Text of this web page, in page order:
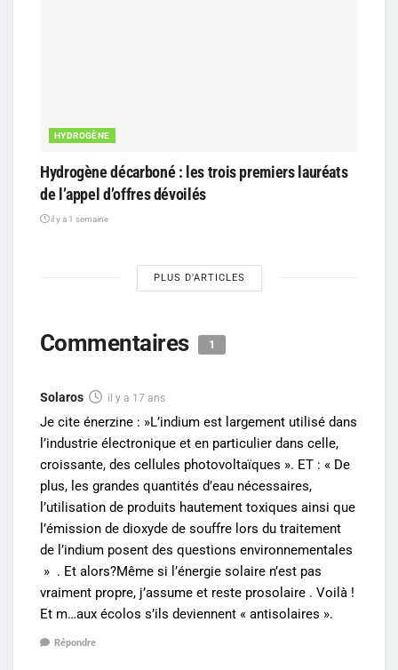
HYDROGÈNE
Hydrogène décarboné : les trois premiers lauréats
de l’appel d’offres dévoilés
il y a 1 semaine
PLUS D'ARTICLES
Commentaires 1
Solaros il y a 17 ans
Je cite énerzine : »L’indium est largement utilisé dans
l’industrie électronique et en particulier dans celle,
croissante, des cellules photovoltaïques ». ET : « De
plus, les grandes quantités d’eau nécessaires,
l’utilisation de produits hautement toxiques ainsi que
l’émission de dioxyde de souffre lors du traitement
de l’indium posent des questions environnementales
» . Et alors?Même si l’énergie solaire n’est pas
vraiment propre, j’assume et reste prosolaire . Voilà !
Et m…aux écolos s’ils deviennent « antisolaires ».
Répondre